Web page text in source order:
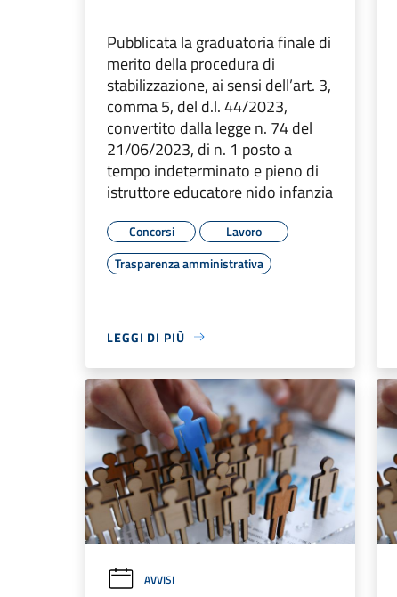
Pubblicata la graduatoria finale di
merito della procedura di
stabilizzazione, ai sensi dell’art. 3,
comma 5, del d.l. 44/2023,
convertito dalla legge n. 74 del
21/06/2023, di n. 1 posto a
tempo indeterminato e pieno di
istruttore educatore nido infanzia
Concorsi
Lavoro
Trasparenza amministrativa
LEGGI DI PIÙ
AVVISI